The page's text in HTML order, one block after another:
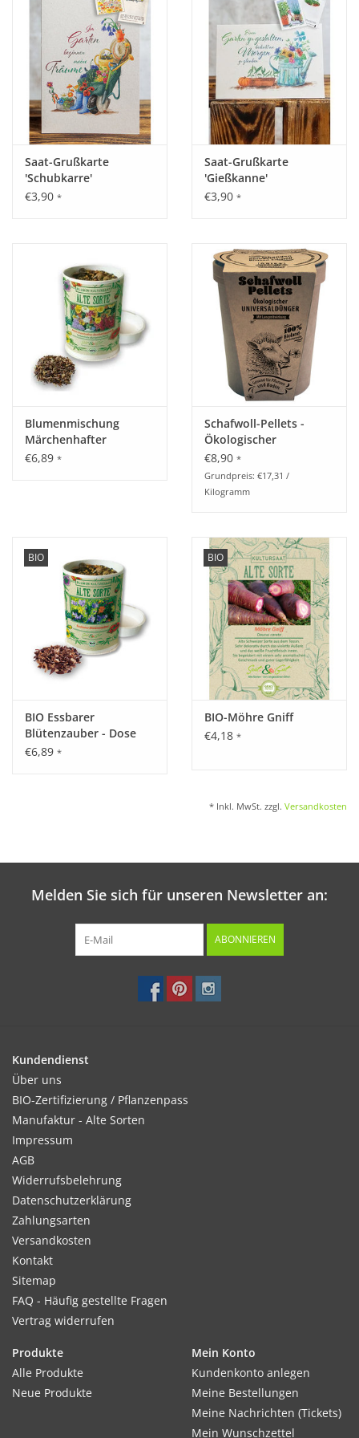
Ausedlem Transparent-Papier
nassklebender Verschluss-Klappe.
Format Saatguttütchen: 62 x 80 mm, 1 Gramm.
Umschlag, Karte, Saatgutwiegen zusammen
11 Gramm
Klapp-Karte Grußkarte Geschenkkarte
Saat-Grußkarte
'Schubkarre'
€3,90 *
Saat-Grußkarte
'Gießkanne'
€3,90 *
Blumenmischung
Märchenhafter
Zauberteppich - Dose
€6,89 *
Schafwoll-Pellets -
Ökologischer
Universaldünger
€8,90 *
Grundpreis: €17,31 /
Kilogramm
BIO
BIO Essbarer
Blütenzauber - Dose
€6,89 *
BIO
BIO-Möhre Gniff
€4,18 *
* Inkl. MwSt. zzgl. Versandkosten
Melden Sie sich für unseren Newsletter an:
ABONNIEREN
Kundendienst
Über uns
BIO-Zertifizierung / Pflanzenpass
Manufaktur - Alte Sorten
Impressum
AGB
Widerrufsbelehrung
Datenschutzerklärung
Zahlungsarten
Versandkosten
Kontakt
Sitemap
FAQ - Häufig gestellte Fragen
Vertrag widerrufen
Produkte
Alle Produkte
Neue Produkte
Mein Konto
Kundenkonto anlegen
Meine Bestellungen
Meine Nachrichten (Tickets)
Mein Wunschzettel